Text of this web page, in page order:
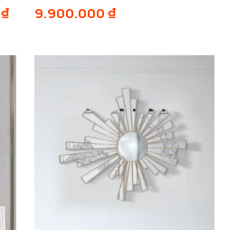
₫Khoảng
giá:
9.900.000 ₫